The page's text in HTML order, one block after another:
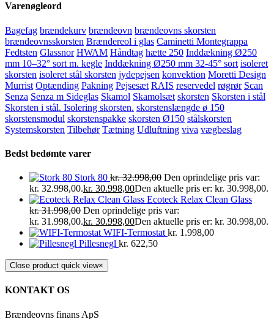
Varenøgleord
Bagefag brændekurv brændeovn brændeovns skorsten
brændeovnsskorsten Brændereol i glas Caminetti Montegrappa
Fedtsten Glassnor HWAM Håndtag hætte 250 Inddækning Ø250
mm 10–32° sort m. kegle Inddækning Ø250 mm 32-45° sort isoleret
skorsten isoleret stål skorsten jydepejsen konvektion Moretti Design
Murrist Optænding Pakning Pejsesæt RAIS reservedel røgrør Scan
Senza Senza m Sideglas Skamol Skamolsæt skorsten Skorsten i stål
Skorsten i stål. Isolering skorsten. skorstenslængde ø 150
skorstensmodul skorstenspakke skorsten Ø150 stålskorsten
Systemskorsten Tilbehør Tætning Udluftning viva vægbeslag
Bedst bedømte varer
Stork 80 kr.32.998,00 Den oprindelige pris var:
kr. 32.998,00.kr. 30.998,00Den aktuelle pris er: kr. 30.998,00.
Ecoteck Relax Clean Glass
kr.31.998,00 Den oprindelige pris var:
kr. 31.998,00.kr. 30.998,00Den aktuelle pris er: kr. 30.998,00.
WIFI-Termostat kr. 1.998,00
Pillesnegl kr. 622,50
Close product quick view×
KONTAKT OS
Brændeovns finans ApS